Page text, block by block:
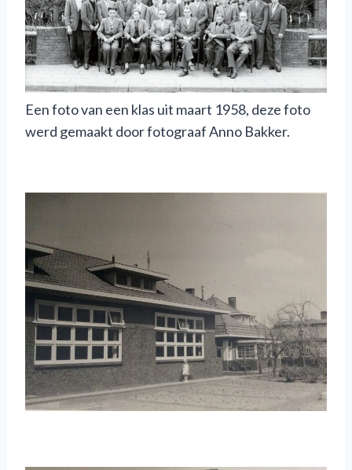
Een foto van een klas uit maart 1958, deze foto
werd gemaakt door fotograaf Anno Bakker.